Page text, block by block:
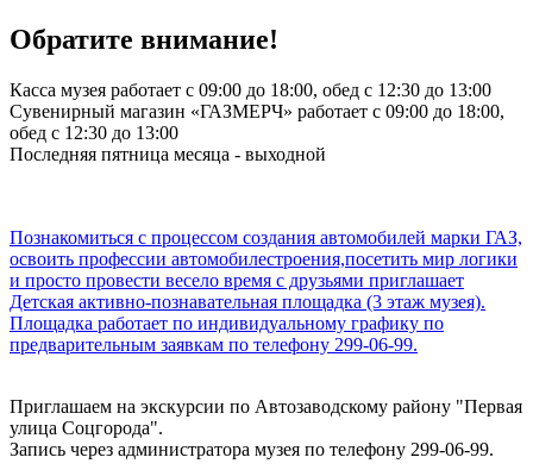
Обратите внимание!
Касса музея работает с 09:00 до 18:00, обед с 12:30 до 13:00
Сувенирный магазин «ГАЗМЕРЧ» работает с 09:00 до 18:00,
обед с 12:30 до 13:00
Последняя пятница месяца - выходной
Познакомиться с процессом создания автомобилей марки ГАЗ,
освоить профессии автомобилестроения,посетить мир логики
и просто провести весело время с друзьями приглашает
Детская активно-познавательная площадка (3 этаж музея).
Площадка работает по индивидуальному графику по
предварительным заявкам по телефону 299-06-99.
Приглашаем на экскурсии по Автозаводскому району "Первая
улица Соцгорода".
Запись через администратора музея по телефону 299-06-99.